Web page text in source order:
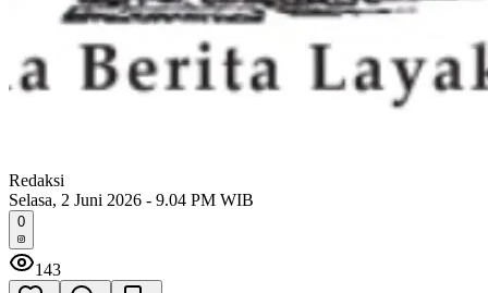
Redaksi
Selasa, 2 Juni 2026 - 9.04 PM WIB
0
143